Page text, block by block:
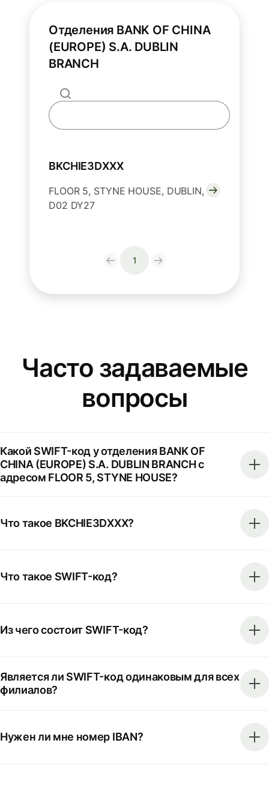
Отделения BANK OF CHINA
(EUROPE) S.A. DUBLIN
BRANCH
BKCHIE3DXXX
FLOOR 5, STYNE HOUSE, DUBLIN,
D02 DY27
1
Часто задаваемые
вопросы
Какой SWIFT-код у отделения BANK OF
CHINA (EUROPE) S.A. DUBLIN BRANCH с
адресом FLOOR 5, STYNE HOUSE?
Что такое BKCHIE3DXXX?
Что такое SWIFT-код?
Из чего состоит SWIFT-код?
Является ли SWIFT-код одинаковым для всех
филиалов?
Нужен ли мне номер IBAN?